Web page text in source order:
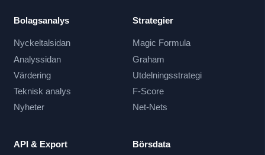
Bolagsanalys
Nyckeltalsidan
Analyssidan
Värdering
Teknisk analys
Nyheter
Strategier
Magic Formula
Graham
Utdelningsstrategi
F-Score
Net-Nets
API & Export Börsdata